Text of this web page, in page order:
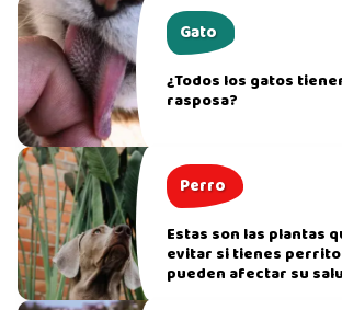
Gato
¿Todos los gatos
rasposa?
Perro
Estas son las plantas
evitar si tienes
pueden afectar su